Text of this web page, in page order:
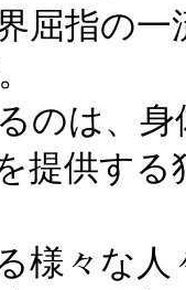
屈指の
のは、
提供す
様々な